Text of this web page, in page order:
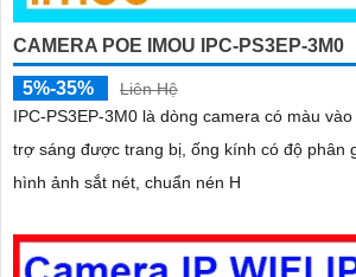
CAMERA POE IMOU IPC-PS3EP-3M0
5%-35%
Liên Hệ
IPC-PS3EP-3M0 là dòng camera có màu
trợ sáng được trang bị, ống kính có độ phân
hình ảnh sắt nét, chuẩn nén H